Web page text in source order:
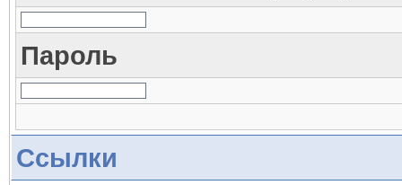
Пароль
Ссылки